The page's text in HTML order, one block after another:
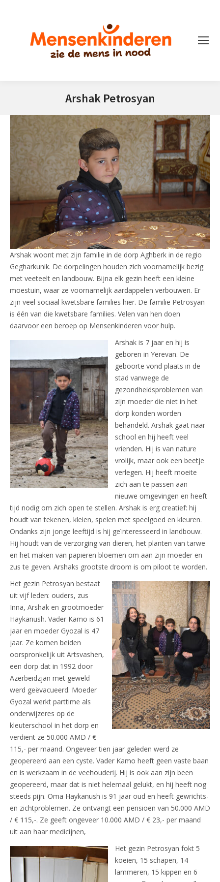
Arshak Petrosyan
Arshak woont met zijn familie in de dorp Aghberk in de regio
Gegharkunik. De dorpelingen houden zich voornamelijk bezig
met veeteelt en landbouw. ​​Bijna elk gezin heeft een kleine
moestuin, waar ze voornamelijk aardappelen verbouwen. Er
zijn veel sociaal kwetsbare families hier. De familie Petrosyan
is één van die kwetsbare families. Velen van hen doen
daarvoor een beroep op Mensenkinderen voor hulp.
Arshak is 7 jaar en hij is
geboren in Yerevan. De
geboorte vond plaats in de
stad vanwege de
gezondheidsproblemen van
zijn moeder die niet in het
dorp konden worden
behandeld. Arshak gaat naar
school en hij heeft veel
vrienden. Hij is van nature
vrolijk, maar ook een beetje
verlegen. Hij heeft moeite
zich aan te passen aan
nieuwe omgevingen en heeft
tijd nodig om zich open te stellen. Arshak is erg creatief: hij
houdt van tekenen, kleien, spelen met speelgoed en kleuren.
Ondanks zijn jonge leeftijd is hij geïnteresseerd in landbouw. ​​
Hij houdt van de verzorging van dieren, het planten van tarwe
en het maken van papieren bloemen om aan zijn moeder en
zus te geven. Arshaks grootste droom is om piloot te worden.
Het gezin Petrosyan bestaat
uit vijf leden: ouders, zus
Inna, Arshak en grootmoeder
Haykanush. Vader Kamo is 61
jaar en moeder Gyozal is 47
jaar. Ze komen beiden
oorspronkelijk uit Artsvashen,
een dorp dat in 1992 door
Azerbeidzjan met geweld
werd geëvacueerd. Moeder
Gyozal werkt parttime als
onderwijzeres op de
kleuterschool in het dorp en
verdient ze 50.000 AMD / €
115,- per maand. Ongeveer tien jaar geleden werd ze
geopereerd aan een cyste. Vader Kamo heeft geen vaste baan
en is werkzaam in de veehouderij. Hij is ook aan zijn been
geopereerd, maar dat is niet helemaal gelukt, en hij heeft nog
steeds pijn. Oma Haykanush is 91 jaar oud en heeft gewrichts-
en zichtproblemen. Ze ontvangt een pensioen van 50.000 AMD
/ € 115,-. Ze geeft ongeveer 10.000 AMD / € 23,- per maand
uit aan haar medicijnen,
Het gezin Petrosyan fokt 5
koeien, 15 schapen, 14
lammeren, 15 kippen en 6